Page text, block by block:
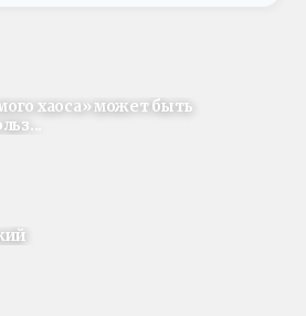
хаоса» может быть